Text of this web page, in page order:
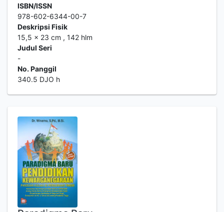
ISBN/ISSN
978-602-6344-00-7
Deskripsi Fisik
15,5 x 23 cm , 142 hlm
Judul Seri
-
No. Panggil
340.5 DJO h